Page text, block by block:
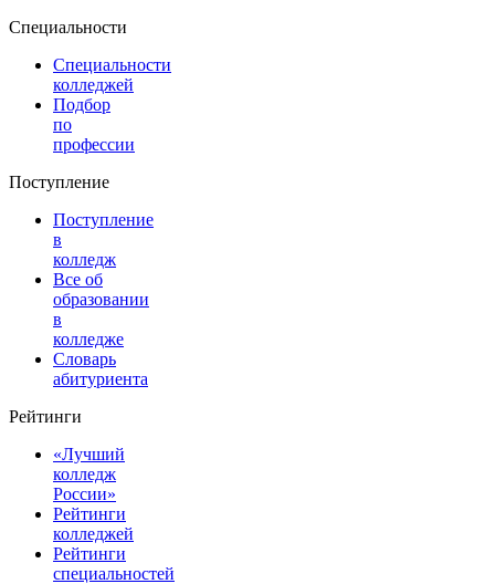
Специальности
Специальности
колледжей
Подбор
по
профессии
Поступление
Поступление
в
колледж
Все об
образовании
в
колледже
Словарь
абитуриента
Рейтинги
«Лучший
колледж
России»
Рейтинги
колледжей
Рейтинги
специальностей